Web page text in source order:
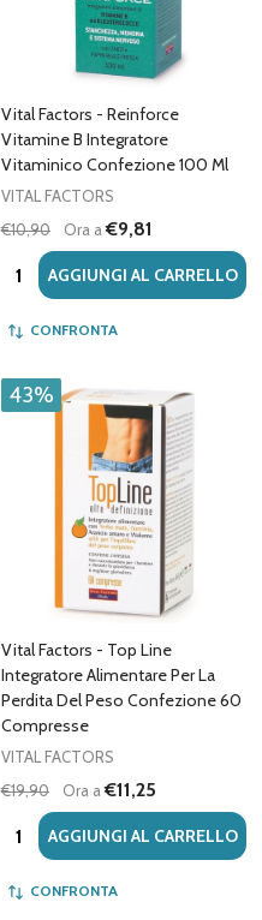
Vital Factors - Reinforce
Vitamine B Integratore
Vitaminico Confezione 100 Ml
VITAL FACTORS
€10,90
Ora a€9,81
Quantità:AGGIUNGI AL CARRELLO
CONFRONTA
43%
Vital Factors - Top Line
Integratore Alimentare Per La
Perdita Del Peso Confezione 60
Compresse
VITAL FACTORS
€19,90
Ora a€11,25
Quantità:AGGIUNGI AL CARRELLO
CONFRONTA